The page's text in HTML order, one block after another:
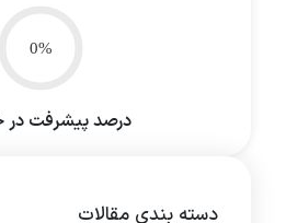
0%
درصد پیشرفت در
دسته بندی مقالات